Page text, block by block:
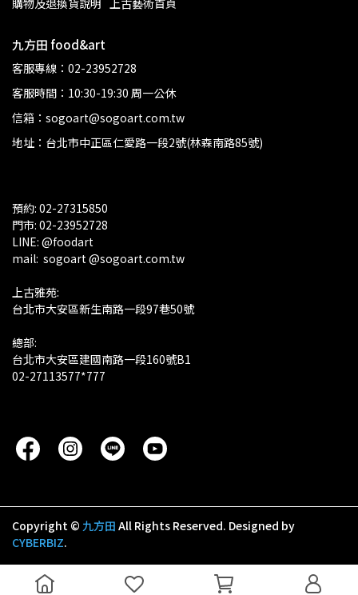
購物及退換貨說明 上古藝術首頁
九方田 food&art
客服專線：02-23952728
客服時間：10:30-19:30 周一公休
信箱：sogoart@sogoart.com.tw
地址：台北市中正區仁愛路一段2號(林森南路85號)
預約: 02-27315850
門市: 02-23952728
LINE: @foodart
mail:  sogoart @sogoart.com.tw
上古雅苑:
台北市大安區新生南路一段97巷50號
總部:
台北市大安區建國南路一段160號B1
02-27113577*777
Copyright © 九方田 All Rights Reserved. Designed by
CYBERBIZ.